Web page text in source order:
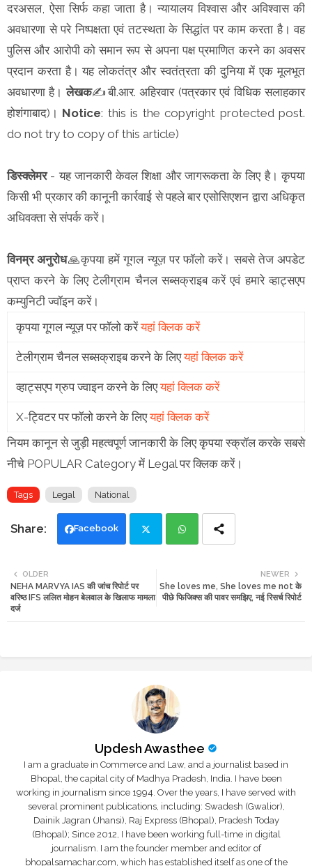
दरअसल, ऐसा सिर्फ कहा जाता है। न्यायालय विश्वास और अविश्वास की
अवधारणा से परे निष्पक्षता एवं तटस्थता के सिद्धांत पर काम करता है। वह
पुलिस और आरोपी को समान रूप से अपना पक्ष प्रमाणित करने का अवसर
प्रदान करता है। यह लोकतंत्र और स्वतंत्रता की दुनिया में एक मूलभूत
अवधारणा है।लेखक✍️बी.आर. अहिरवार (पत्रकार एवं विधिक सलाहकार
होशंगाबाद)। Notice: this is the copyright protected post.
do not try to copy of this article)
डिस्क्लेमर - यह जानकारी केवल शिक्षा और जागरूकता के लिए है। कृपया
किसी भी प्रकार की कानूनी कार्रवाई से पहले बार एसोसिएशन द्वारा अधिकृत
अधिवक्ता से संपर्क करें।
विनम्र अनुरोध🙏कृपया हमें गूगल न्यूज़ पर फॉलो करें। सबसे तेज अपडेट
प्राप्त करने के लिए टेलीग्राम चैनल सब्सक्राइब करें एवं हमारे व्हाट्सएप
कम्युनिटी ज्वॉइन करें।
कृपया गूगल न्यूज़ पर फॉलो करेंयहां क्लिक करें
टेलीग्राम चैनल सब्सक्राइब करने के लिएयहां क्लिक करें
व्हाट्सएप ग्रुप ज्वाइन करने के लिएयहां क्लिक करें
X-ट्विटर पर फॉलो करने के लिएयहां क्लिक करें
नियम कानून से जुड़ी महत्वपूर्ण जानकारी के लिए कृपया स्क्रॉल करके सबसे
नीचे POPULAR Category में Legal पर क्लिक करें।
Tags Legal National
Facebook
tte ats
NEWER
She loves me, She loves me not के
पीछे फिजिक्स की पावर समझिए, नई रिसर्च रिपोर्ट
OLDER
NEHA MARVYA IAS की जांच रिपोर्ट पर
वरिष्ठ IFS ललित मोहन बेलवाल के खिलाफ मामला
दर्ज
Updesh Awasthee
I am a graduate in Commerce and Law, and a journalist based in
Bhopal, the capital city of Madhya Pradesh, India. I have been
working in journalism since 1994. Over the years, I have served with
several prominent publications, including: Swadesh (Gwalior),
Dainik Jagran (Jhansi), Raj Express (Bhopal), Pradesh Today
(Bhopal); Since 2012, I have been working full-time in digital
journalism. I am the founder member and editor of
bhopalsamachar.com, which has established itself as one of the